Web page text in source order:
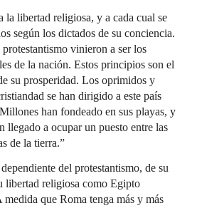
la libertad religiosa, y a cada cual se
según los dictados de su conciencia.
vinieron a ser los
de la nación. Estos principios son el
su prosperidad. Los oprimidos y
se han dirigido a este país
han fondeado en sus playas, y
llegado a ocupar un puesto entre las
de la tierra.”
del protestantismo, de su
libertad religiosa como Egipto
que Roma tenga más y más